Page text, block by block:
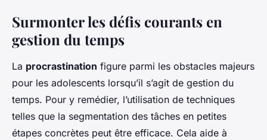
Surmonter les défis courants en
gestion du temps
La procrastination figure parmi les obstacles majeurs
pour les adolescents lorsqu’il s’agit de gestion du
temps. Pour y remédier, l’utilisation de techniques
telles que la segmentation des tâches en petites
étapes concrètes peut être efficace. Cela aide à